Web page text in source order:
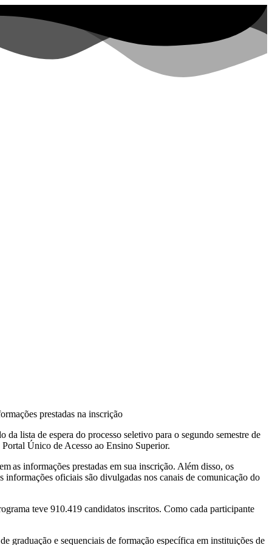
prestadas na inscrição
lista de espera do processo seletivo para o segundo semestre de
Único de Acesso ao Ensino Superior.
as informações prestadas em sua inscrição. Além disso, os
informações oficiais são divulgadas nos canais de comunicação do
teve 910.419 candidatos inscritos. Como cada participante
graduação e sequenciais de formação específica em instituições de